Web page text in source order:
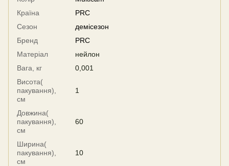
Країна
PRC
Сезон
демісезон
Бренд
PRC
Матеріал
нейлон
Вага, кг
0,001
Висота(
пакування),
см
1
Довжина(
пакування),
см
60
Ширина(
пакування),
см
10